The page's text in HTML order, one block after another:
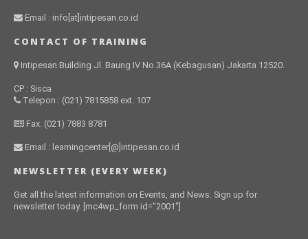
Email : info[at]intipesan.co.id
CONTACT OF TRAINING
Intipesan Building Jl. Baung IV No.36A (Kebagusan) Jakarta 12520.
CP : Sisca
Telepon : (021) 7815858 ext. 107
Fax. (021) 7883 8781
Email : learningcenter[@]intipesan.co.id
NEWSLETTER (EVERY WEEK)
Get all the latest information on Events, and News. Sign up for
newsletter today. [mc4wp_form id="2001"]